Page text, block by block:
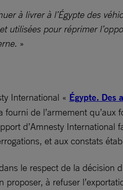
à livrer à l’Égypte des
pour réprimer
»
International « Égypte. Des
de l’armement
d’Amnesty
et aux constats
le respect de la décision
à refuser